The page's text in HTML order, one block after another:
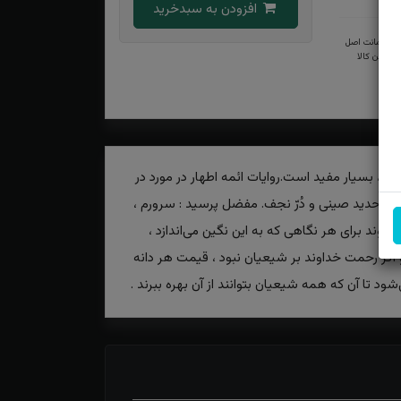
ضمانت اصل
بودن کالا
بسیار مفید است.روایات ائمه اطهار در مورد در
و حدید صینی و دُرّ نجف. مفضل پرسید : سرورم ،
برای هر نگاهی که به این نگین می‌اندازد ،
اگر رحمت خداوند بر شیعیان نبود ، قیمت هر دانه
تا آن که همه شیعیان بتوانند از آن بهره ببرند .